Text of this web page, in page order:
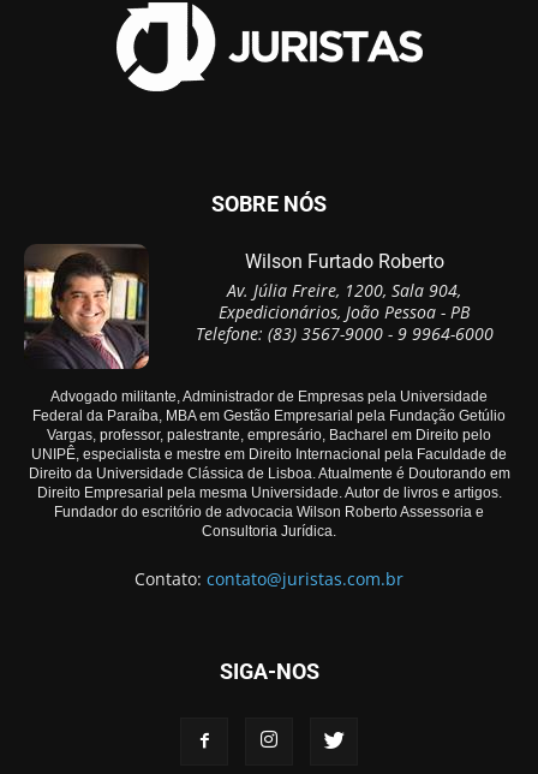
SOBRE NÓS
Wilson Furtado Roberto
Av. Júlia Freire, 1200, Sala 904,
Expedicionários, João Pessoa - PB
Telefone: (83) 3567-9000 - 9 9964-6000
Advogado militante, Administrador de Empresas pela Universidade
Federal da Paraíba, MBA em Gestão Empresarial pela Fundação Getúlio
Vargas, professor, palestrante, empresário, Bacharel em Direito pelo
UNIPÊ, especialista e mestre em Direito Internacional pela Faculdade de
Direito da Universidade Clássica de Lisboa. Atualmente é Doutorando em
Direito Empresarial pela mesma Universidade. Autor de livros e artigos.
Fundador do escritório de advocacia Wilson Roberto Assessoria e
Consultoria Jurídica.
Contato: contato@juristas.com.br
SIGA-NOS